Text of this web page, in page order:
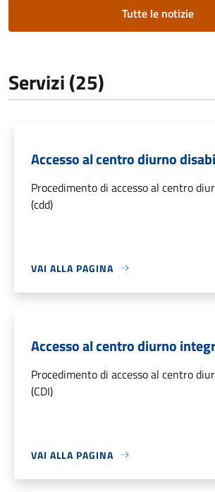
Tutte le notizie
Servizi (25)
Accesso al centro diurno
Procedimento di accesso al centro
(cdd)
VAI ALLA PAGINA
Accesso al centro diurno
Procedimento di accesso al centro
(CDI)
VAI ALLA PAGINA